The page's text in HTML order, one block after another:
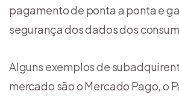
pagamento de ponta a ponta e
segurança dos dados dos
Alguns exemplos de
mercado são o Mercado Pago, o